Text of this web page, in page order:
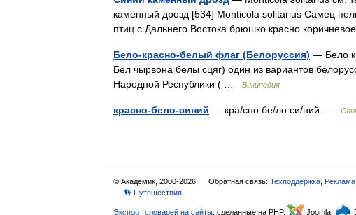
каменный дрозд [534] Monticola solitarius Самец
птиц с Дальнего Востока брюшко красно
Бело-красно-белый флаг (Белоруссия) — Бело
Бел чырвона белы сцяг) один из вариантов
Народной Республики ( …
Википедия
красно-бело-синий — кра/сно бе/ло си/ний …
© Академик, 2000-2026 Обратная связь: Техподдержка
👣 Путешествия
Экспорт словарей на сайты , сделанные на PHP, Joomla,